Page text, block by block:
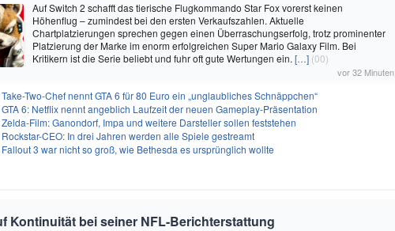
Auf Switch 2 schafft das tierische Flugkommando Star Fox vorerst keinen
Höhenflug – zumindest bei den ersten Verkaufszahlen. Aktuelle
Chartplatzierungen sprechen gegen einen Überraschungserfolg, trotz prominenter
Platzierung der Marke im enorm erfolgreichen Super Mario Galaxy Film. Bei
Kritikern ist die Serie beliebt und fuhr oft gute Wertungen ein. […] (00)
vor 32 Minuten
Take-Two-Chef nennt GTA 6 für 80 Euro ein „unglaubliches Schnäppchen“
GTA 6: Netflix nennt angeblich Laufzeit der neuen Gameplay-Präsentation
Zelda-Film: Ganondorf, Impa und weitere Darsteller sollen feststehen
Rockstar-CEO: In drei Jahren werden alle Spiele gestreamt
Fallout 3 war nicht so groß, wie Bethesda es ursprünglich wollte
Kontinuität bei seiner NFL-Berichterstattung